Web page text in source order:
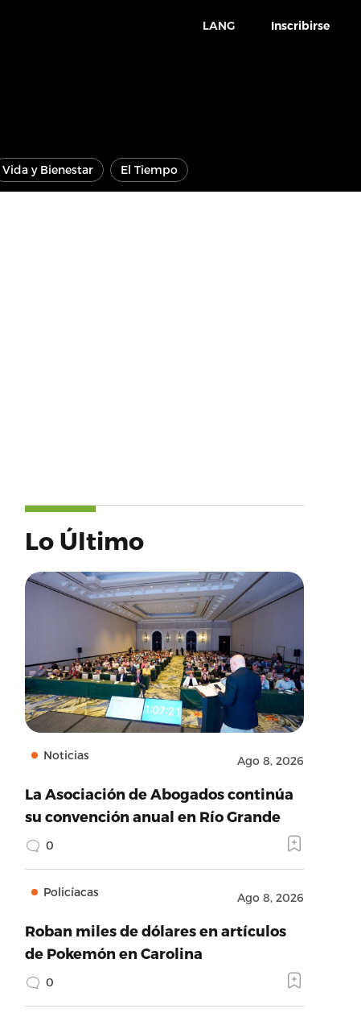
LANG Inscribirse
Vida y Bienestar El Tiempo
Lo Último
Noticias Ago 8, 2026
La Asociación de Abogados continúa
su convención anual en Río Grande
0
Policíacas Ago 8, 2026
Roban miles de dólares en artículos
de Pokemón en Carolina
0